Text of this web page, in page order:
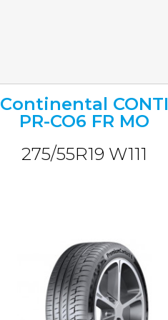
Continental CONTI
PR-CO6 FR MO
275/55R19 W111